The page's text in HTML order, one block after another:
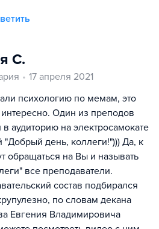
С.
17 апреля 2021
психологию по мемам, это
Один из преподов
аудиторию на электросамокате
"Добрый день, коллеги!"))) Да, к
обращаться на Вы и называть
все преподаватели.
состав подбирался
по словам декана
Евгения Владимировича